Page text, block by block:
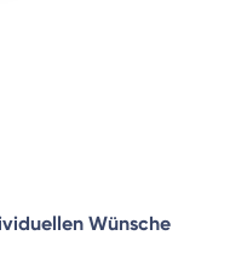
Wünsche